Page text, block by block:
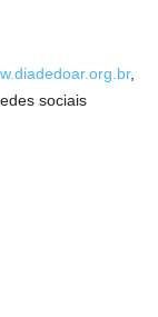
,
sociais